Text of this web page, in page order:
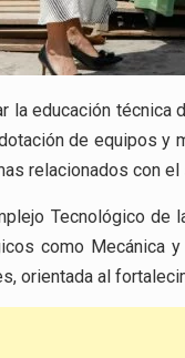
la educación
de equipos
relacionados con
Tecnológico de
como Mecánica
orientada al